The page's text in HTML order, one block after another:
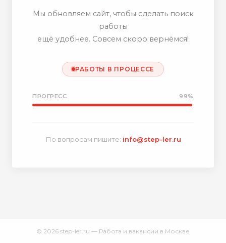
Мы обновляем сайт, чтобы сделать поиск
работы
ещё удобнее. Совсем скоро вернёмся!
РАБОТЫ В ПРОЦЕССЕ
ПРОГРЕСС 99%
По вопросам пишите: info@step-ler.ru
© 2026 step-ler.ru — Работа и вакансии в Москве